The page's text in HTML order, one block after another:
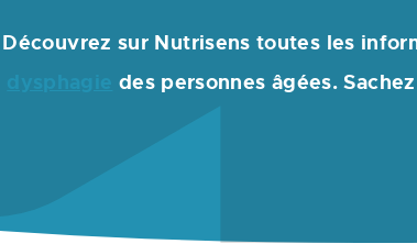
Découvrez sur Nutrisens toutes les
des personnes âgées.